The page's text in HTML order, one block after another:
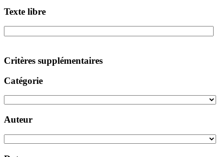
Texte libre
Critères supplémentaires
Catégorie
Auteur